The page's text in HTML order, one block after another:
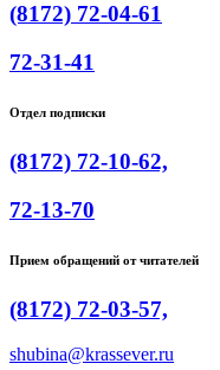
(8172) 72-04-61
72-31-41
Отдел подписки
(8172) 72-10-62,
72-13-70
Прием обращений от читателей
(8172) 72-03-57,
shubina@krassever.ru